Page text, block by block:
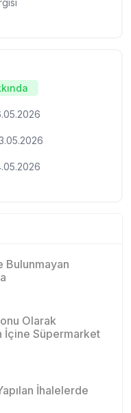
Bulunmayan
Olarak
İçine Süpermarket
İhalelerde